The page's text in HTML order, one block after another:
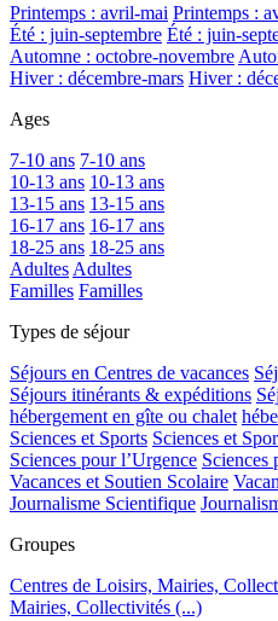
Printemps : avril-mai Printemps :
Été : juin-septembre Été : juin-
Automne : octobre-novembre
Hiver : décembre-mars Hiver :
Ages
7-10 ans 7-10 ans
10-13 ans 10-13 ans
13-15 ans 13-15 ans
16-17 ans 16-17 ans
18-25 ans 18-25 ans
Adultes Adultes
Familles Familles
Types de séjour
Séjours en Centres de vacances
Séjours itinérants & expéditions
hébergement en gîte ou chalet
Sciences et Sports Sciences et
Sciences pour l’Urgence Sciences
Vacances et Soutien Scolaire
Journalisme Scientifique
Groupes
Centres de Loisirs, Mairies,
Mairies, Collectivités (...)